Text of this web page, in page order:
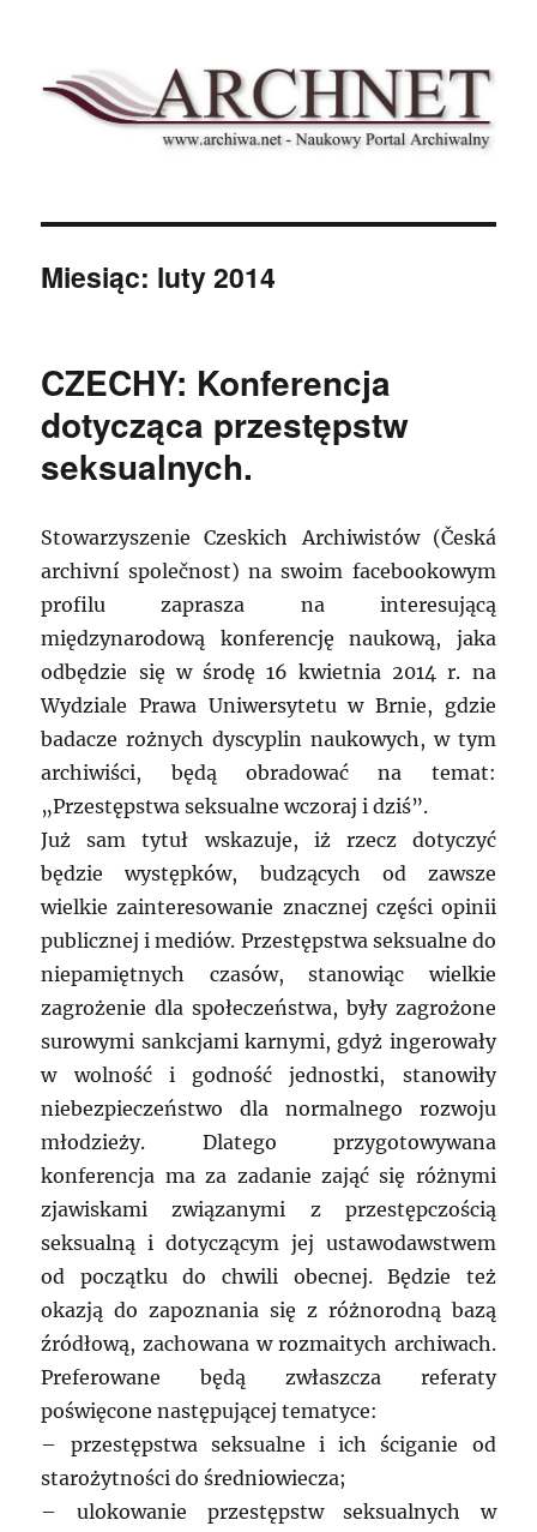
Archnet
Miesiąc: luty 2014
CZECHY: Konferencja
dotycząca przestępstw
seksualnych.
Stowarzyszenie Czeskich Archiwistów (Česká
archivní společnost) na swoim facebookowym
profilu zaprasza na interesującą
międzynarodową konferencję naukową, jaka
odbędzie się w środę 16 kwietnia 2014 r. na
Wydziale Prawa Uniwersytetu w Brnie, gdzie
badacze rożnych dyscyplin naukowych, w tym
archiwiści, będą obradować na temat:
„Przestępstwa seksualne wczoraj i dziś”.
Już sam tytuł wskazuje, iż rzecz dotyczyć
będzie występków, budzących od zawsze
wielkie zainteresowanie znacznej części opinii
publicznej i mediów. Przestępstwa seksualne do
niepamiętnych czasów, stanowiąc wielkie
zagrożenie dla społeczeństwa, były zagrożone
surowymi sankcjami karnymi, gdyż ingerowały
w wolność i godność jednostki, stanowiły
niebezpieczeństwo dla normalnego rozwoju
młodzieży. Dlatego przygotowywana
konferencja ma za zadanie zająć się różnymi
zjawiskami związanymi z przestępczością
seksualną i dotyczącym jej ustawodawstwem
od początku do chwili obecnej. Będzie też
okazją do zapoznania się z różnorodną bazą
źródłową, zachowana w rozmaitych archiwach.
Preferowane będą zwłaszcza referaty
poświęcone następującej tematyce:
– przestępstwa seksualne i ich ściganie od
starożytności do średniowiecza;
– ulokowanie przestępstw seksualnych w